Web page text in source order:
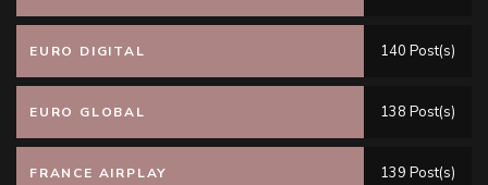
EURO DIGITAL 140 Post(s)
EURO GLOBAL 138 Post(s)
FRANCE AIRPLAY 139 Post(s)